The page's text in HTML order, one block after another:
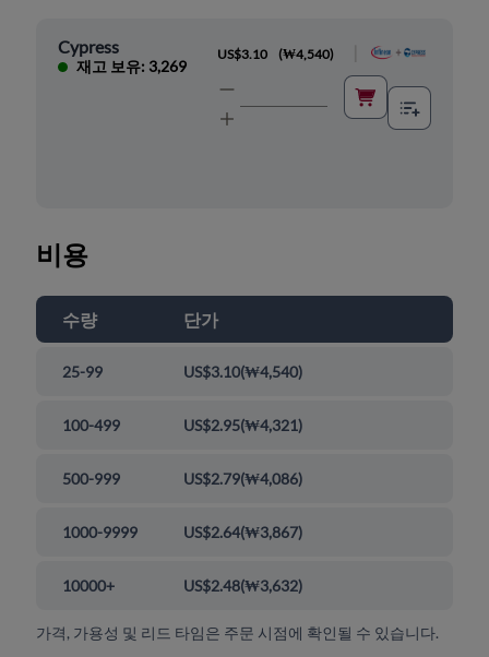
Cypress
재고 보유: 3,269
US$3.10 (₩4,540)
비용
수량 단가
25-99 US$3.10(₩4,540)
100-499 US$2.95(₩4,321)
500-999 US$2.79(₩4,086)
1000-9999 US$2.64(₩3,867)
10000+ US$2.48(₩3,632)
가격, 가용성 및 리드 타임은 주문 시점에 확인될 수 있습니다.